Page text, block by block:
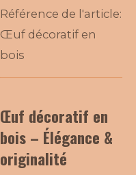
Référence de l'article:
Œuf décoratif en
bois
Œuf décoratif en
bois – Élégance &
originalité